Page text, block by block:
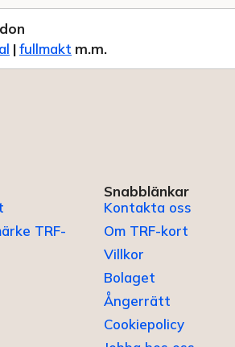
|fullmakt m.m.
TRF-
Snabblänkar
Kontakta oss
Om TRF-kort
Villkor
Bolaget
Ångerrätt
Cookiepolicy